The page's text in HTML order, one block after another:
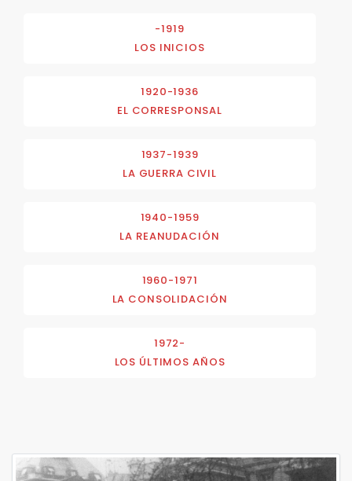
-1919
LOS INICIOS
1920-1936
EL CORRESPONSAL
1937-1939
LA GUERRA CIVIL
1940-1959
LA REANUDACIÓN
1960-1971
LA CONSOLIDACIÓN
1972-
LOS ÚLTIMOS AÑOS